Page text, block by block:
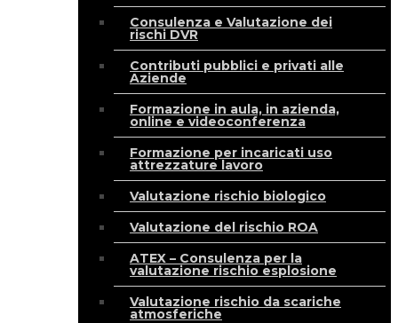
Consulenza e Valutazione dei
rischi DVR
Contributi pubblici e privati alle
Aziende
Formazione in aula, in azienda,
online e videoconferenza
Formazione per incaricati uso
attrezzature lavoro
Valutazione rischio biologico
Valutazione del rischio ROA
ATEX – Consulenza per la
valutazione rischio esplosione
Valutazione rischio da scariche
atmosferiche